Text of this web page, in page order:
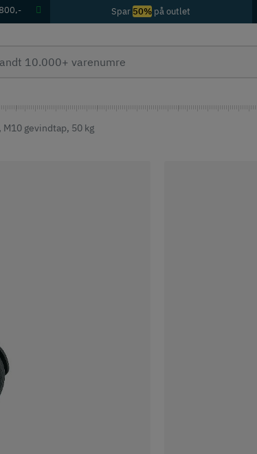
Spar 50% på outlet
gevindtap, 50 kg